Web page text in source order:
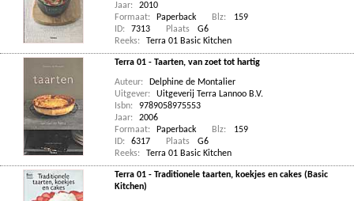
Jaar:
2010
Formaat:
Paperback Blz:
159
ID:
7313 Plaats
G6
Reeks:
Terra 01 Basic Kitchen
Terra 01 - Taarten, van zoet tot hartig
Auteur:
Delphine de Montalier
Uitgever:
Uitgeverij Terra Lannoo B.V.
Isbn:
9789058975553
Jaar:
2006
Formaat:
Paperback Blz:
159
ID:
6317 Plaats
G6
Reeks:
Terra 01 Basic Kitchen
Terra 01 - Traditionele taarten, koekjes en cakes (Basic
Kitchen)